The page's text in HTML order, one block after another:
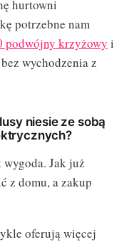
hurtowni
potrzebne nam
podwójny krzyżowy i
wychodzenia z
niesie ze sobą
Jak już
z domu, a zakup
oferują więcej